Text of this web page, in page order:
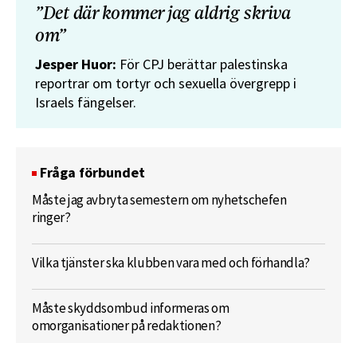
”Det där kommer jag aldrig skriva
om”
Jesper Huor: För CPJ berättar palestinska
reportrar om tortyr och sexuella övergrepp i
Israels fängelser.
Fråga förbundet
Måste jag avbryta semestern om nyhetschefen
ringer?
Vilka tjänster ska klubben vara med och förhandla?
Måste skyddsombud informeras om
omorganisationer på redaktionen?